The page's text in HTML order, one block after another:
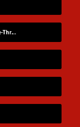
Mark Hamill überrascht Leute am Drive-Thru-Schalter